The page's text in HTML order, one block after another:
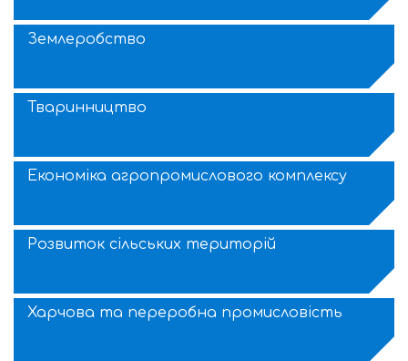
Землеробство
Тваринництво
Економіка агропромислового комплексу
Розвиток сільських територій
Харчова та переробна промисловість